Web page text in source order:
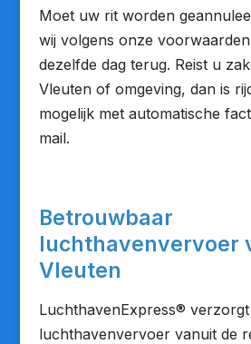
Moet uw rit worden
wij volgens onze
dezelfde dag terug. Reist u
Vleuten of omgeving, dan is
mogelijk met automatische
mail.
Betrouwbaar
luchthavenvervoer
Vleuten
LuchthavenExpress® verzorgt
luchthavenvervoer vanuit de